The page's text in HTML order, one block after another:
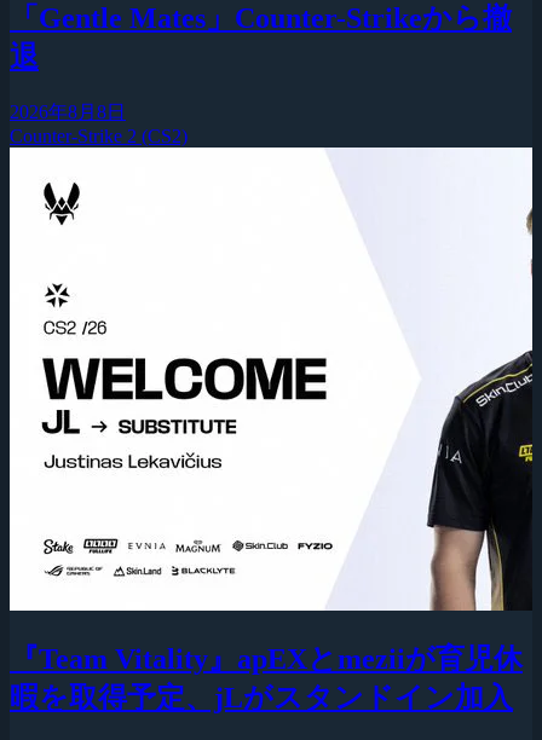
「Gentle Mates」Counter-Strikeから撤
退
2026年8月8日
Counter-Strike 2 (CS2)
『Team Vitality』apEXとmeziiが育児休
暇を取得予定、jLがスタンドイン加入